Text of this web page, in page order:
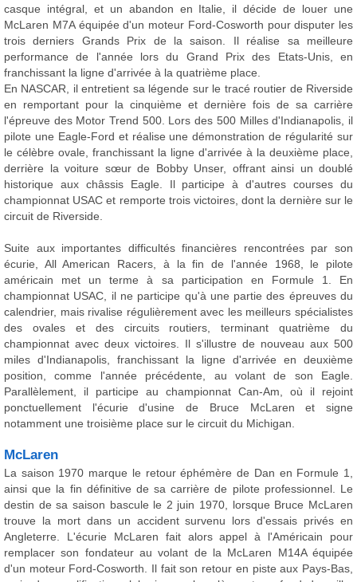
casque intégral, et un abandon en Italie, il décide de louer une
McLaren M7A équipée d'un moteur Ford-Cosworth pour disputer les
trois derniers Grands Prix de la saison. Il réalise sa meilleure
performance de l'année lors du Grand Prix des Etats-Unis, en
franchissant la ligne d'arrivée à la quatrième place.
En NASCAR, il entretient sa légende sur le tracé routier de Riverside
en remportant pour la cinquième et dernière fois de sa carrière
l'épreuve des Motor Trend 500. Lors des 500 Milles d'Indianapolis, il
pilote une Eagle-Ford et réalise une démonstration de régularité sur
le célèbre ovale, franchissant la ligne d'arrivée à la deuxième place,
derrière la voiture sœur de Bobby Unser, offrant ainsi un doublé
historique aux châssis Eagle. Il participe à d'autres courses du
championnat USAC et remporte trois victoires, dont la dernière sur le
circuit de Riverside.
Suite aux importantes difficultés financières rencontrées par son
écurie, All American Racers, à la fin de l'année 1968, le pilote
américain met un terme à sa participation en Formule 1. En
championnat USAC, il ne participe qu'à une partie des épreuves du
calendrier, mais rivalise régulièrement avec les meilleurs spécialistes
des ovales et des circuits routiers, terminant quatrième du
championnat avec deux victoires. Il s'illustre de nouveau aux 500
miles d'Indianapolis, franchissant la ligne d'arrivée en deuxième
position, comme l'année précédente, au volant de son Eagle.
Parallèlement, il participe au championnat Can-Am, où il rejoint
ponctuellement l'écurie d'usine de Bruce McLaren et signe
notamment une troisième place sur le circuit du Michigan.
McLaren
La saison 1970 marque le retour éphémère de Dan en Formule 1,
ainsi que la fin définitive de sa carrière de pilote professionnel. Le
destin de sa saison bascule le 2 juin 1970, lorsque Bruce McLaren
trouve la mort dans un accident survenu lors d'essais privés en
Angleterre. L'écurie McLaren fait alors appel à l'Américain pour
remplacer son fondateur au volant de la McLaren M14A équipée
d'un moteur Ford-Cosworth. Il fait son retour en piste aux Pays-Bas,